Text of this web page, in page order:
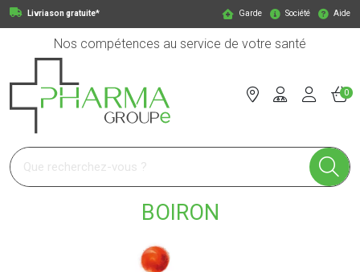
Livriason gratuite* Garde Société Aide
Nos compétences au service de votre santé
Pharmagroupe Votre pharmacie en ligne à votre service
0
BOIRON